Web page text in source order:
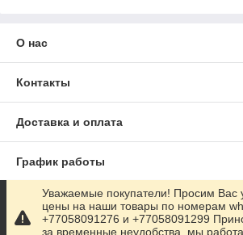
О нас
Контакты
Доставка и оплата
График работы
Полная версия сайта
Уважаемые покупатели! Просим Вас
цены на наши товары по номерам
+77058091276 и +77058091299
за временные неудобства, мы